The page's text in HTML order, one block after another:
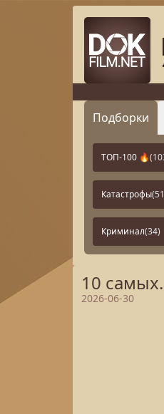
Подборки
ТОП-100 🔥
Катастрофы
Криминал(34)
10
2026-06-30